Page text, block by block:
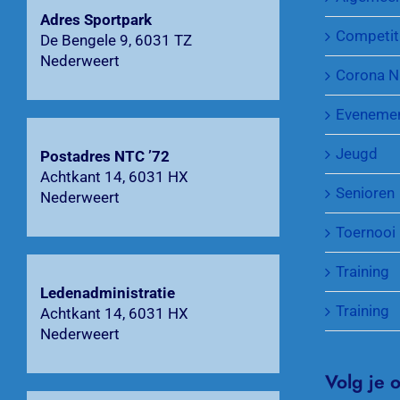
Adres Sportpark
De Bengele 9, 6031 TZ
Nederweert
Postadres NTC ’72
Achtkant 14, 6031 HX
Nederweert
Ledenadministratie
Achtkant 14, 6031 HX
Nederweert
Corona
Jeugd
Senioren
Toernooi
Training
Training
Volg je